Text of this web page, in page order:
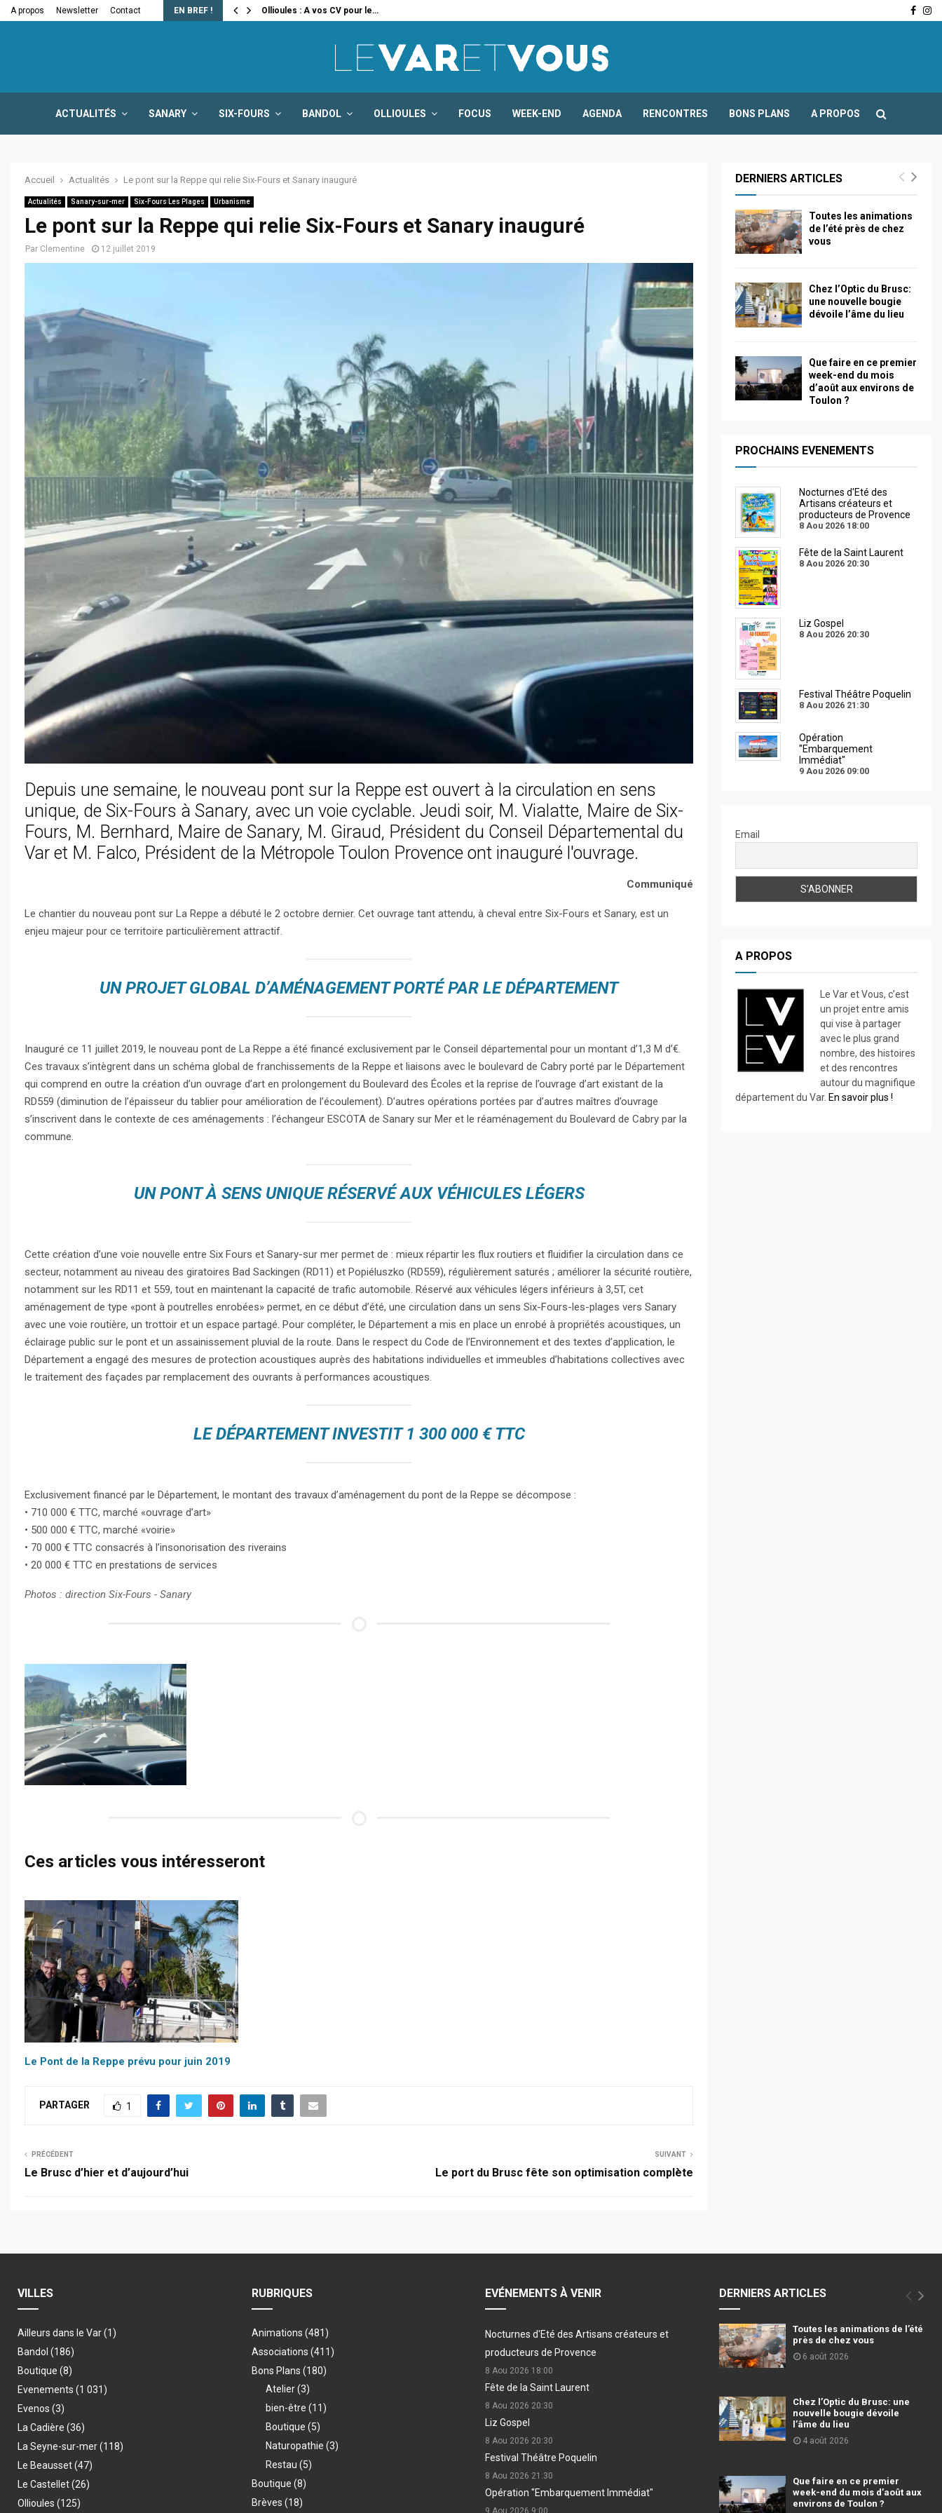
A propos Newsletter Contact EN BREF !
la fermeture… Ollioules : A vos CV pour le…
ACTUALITÉS SANARY SIX-FOURS BANDOL OLLIOULES FOCUS WEEK-END AGENDA RENCONTRES BONS PLANS A PROPOS
Accueil Actualités Le pont sur la Reppe qui relie Six-Fours et Sanary inauguré
Actualités Sanary-sur-mer Six-Fours Les Plages Urbanisme
Le pont sur la Reppe qui relie Six-Fours et Sanary inauguré
Par Clementine 12 juillet 2019
Depuis une semaine, le nouveau pont sur la Reppe est ouvert à la circulation en sens
unique, de Six-Fours à Sanary, avec un voie cyclable. Jeudi soir, M. Vialatte, Maire de Six-
Fours, M. Bernhard, Maire de Sanary, M. Giraud, Président du Conseil Départemental du
Var et M. Falco, Président de la Métropole Toulon Provence ont inauguré l'ouvrage.
Communiqué
Le chantier du nouveau pont sur La Reppe a débuté le 2 octobre dernier. Cet ouvrage tant attendu, à cheval entre Six-Fours et Sanary, est un
enjeu majeur pour ce territoire particulièrement attractif.
UN PROJET GLOBAL D’AMÉNAGEMENT PORTÉ PAR LE DÉPARTEMENT
Inauguré ce 11 juillet 2019, le nouveau pont de La Reppe a été financé exclusivement par le Conseil départemental pour un montant d’1,3 M d’€.
Ces travaux s’intègrent dans un schéma global de franchissements de la Reppe et liaisons avec le boulevard de Cabry porté par le Département
qui comprend en outre la création d’un ouvrage d’art en prolongement du Boulevard des Écoles et la reprise de l’ouvrage d’art existant de la
RD559 (diminution de l’épaisseur du tablier pour amélioration de l’écoulement). D’autres opérations portées par d’autres maîtres d’ouvrage
s’inscrivent dans le contexte de ces aménagements : l’échangeur ESCOTA de Sanary sur Mer et le réaménagement du Boulevard de Cabry par la
commune.
UN PONT À SENS UNIQUE RÉSERVÉ AUX VÉHICULES LÉGERS
Cette création d’une voie nouvelle entre Six Fours et Sanary-sur mer permet de : mieux répartir les flux routiers et fluidifier la circulation dans ce
secteur, notamment au niveau des giratoires Bad Sackingen (RD11) et Popiéluszko (RD559), régulièrement saturés ; améliorer la sécurité routière,
notamment sur les RD11 et 559, tout en maintenant la capacité de trafic automobile. Réservé aux véhicules légers inférieurs à 3,5T, cet
aménagement de type «pont à poutrelles enrobées» permet, en ce début d’été, une circulation dans un sens Six-Fours-les-plages vers Sanary
avec une voie routière, un trottoir et un espace partagé. Pour compléter, le Département a mis en place un enrobé à propriétés acoustiques, un
éclairage public sur le pont et un assainissement pluvial de la route. Dans le respect du Code de l’Environnement et des textes d’application, le
Département a engagé des mesures de protection acoustiques auprès des habitations individuelles et immeubles d’habitations collectives avec
le traitement des façades par remplacement des ouvrants à performances acoustiques.
LE DÉPARTEMENT INVESTIT 1 300 000 € TTC
Exclusivement financé par le Département, le montant des travaux d’aménagement du pont de la Reppe se décompose :
• 710 000 € TTC, marché «ouvrage d’art»
• 500 000 € TTC, marché «voirie»
• 70 000 € TTC consacrés à l’insonorisation des riverains
• 20 000 € TTC en prestations de services
Photos : direction Six-Fours - Sanary
Ces articles vous intéresseront
Le Pont de la Reppe prévu pour juin 2019
PARTAGER 1
PRÉCÉDENT
Le Brusc d’hier et d’aujourd’hui
SUIVANT
Le port du Brusc fête son optimisation complète
DERNIERS ARTICLES
Toutes les animations
de l’été près de chez
vous
Chez l’Optic du Brusc:
une nouvelle bougie
dévoile l’âme du lieu
Que faire en ce premier
week-end du mois
d’août aux environs de
Toulon ?
PROCHAINS EVENEMENTS
Nocturnes d'Eté des
Artisans créateurs et
producteurs de Provence
8 Aou 2026 18:00
Fête de la Saint Laurent
8 Aou 2026 20:30
Liz Gospel
8 Aou 2026 20:30
Festival Théâtre Poquelin
8 Aou 2026 21:30
Opération
"Embarquement
Immédiat"
9 Aou 2026 09:00
Email
A PROPOS
Le Var et Vous, c’est
un projet entre amis
qui vise à partager
avec le plus grand
nombre, des histoires
et des rencontres
autour du magnifique
département du Var. En savoir plus !
VILLES
Ailleurs dans le Var(1)
Bandol (186)
Boutique (8)
Evenements (1 031)
Evenos (3)
La Cadière (36)
La Seyne-sur-mer(118)
Le Beausset(47)
Le Castellet(26)
Ollioules (125)
RUBRIQUES
Animations (481)
Associations (411)
Bons Plans (180)
Atelier(3)
bien-être (11)
Boutique (5)
Naturopathie (3)
Restau (5)
Boutique (8)
Brèves (18)
EVÉNEMENTS À VENIR
Nocturnes d'Eté des Artisans créateurs et
producteurs de Provence
8 Aou 2026 18:00
Fête de la Saint Laurent
8 Aou 2026 20:30
Liz Gospel
8 Aou 2026 20:30
Festival Théâtre Poquelin
8 Aou 2026 21:30
Opération "Embarquement Immédiat"
9 Aou 2026 9:00
DERNIERS ARTICLES
Toutes les animations de l’été
près de chez vous
6 août 2026
Chez l’Optic du Brusc: une
nouvelle bougie dévoile
l’âme du lieu
4 août 2026
Que faire en ce premier
week-end du mois d’août aux
environs de Toulon ?